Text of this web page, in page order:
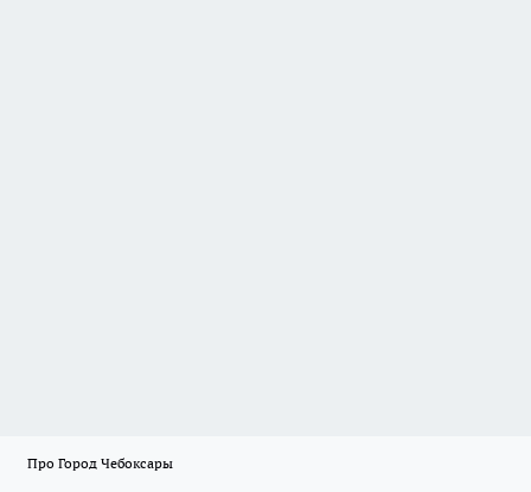
Про Город Чебоксары